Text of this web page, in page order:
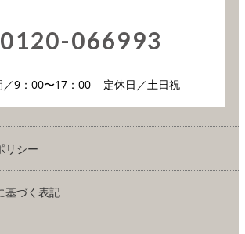
0120-066993
／9：00〜17：00 定休日／土日祝
リシー
基づく表記